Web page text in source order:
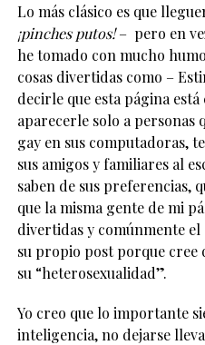
Lo más clásico es que
¡pinches putos!– pero en
he tomado con mucho
cosas divertidas como –
decirle que esta página
aparecerle solo a personas
gay en sus computadoras,
sus amigos y familiares al
saben de sus preferencias,
que la misma gente de mi
divertidas y comúnmente
su propio post porque cree
su “heterosexualidad”.
Yo creo que lo importante
inteligencia, no dejarse